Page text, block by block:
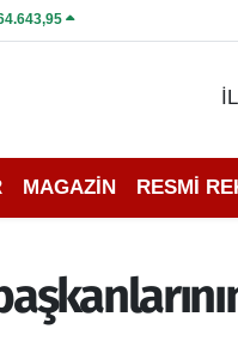
MAGAZİN RESMİ